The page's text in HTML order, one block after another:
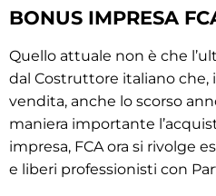
BONUS IMPRESA
Quello attuale non è che
dal Costruttore italiano che,
vendita, anche lo scorso
maniera importante
impresa, FCA ora si rivolge
e liberi professionisti con